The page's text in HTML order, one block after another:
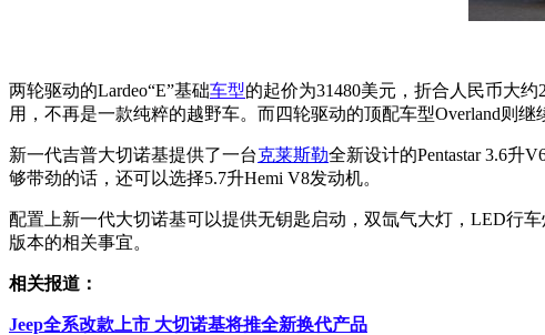
两轮驱动的Lardeo“E”基础车型的起价为31480美元，折合人民币大
用，不再是一款纯粹的越野车。而四轮驱动的顶配车型Overland则
新一代吉普大切诺基提供了一台克莱斯勒全新设计的Pentastar 3.6升
够带劲的话，还可以选择5.7升Hemi V8发动机。
配置上新一代大切诺基可以提供无钥匙启动，双氙气大灯，LED行
版本的相关事宜。
相关报道：
Jeep全系改款上市 大切诺基将推全新换代产品